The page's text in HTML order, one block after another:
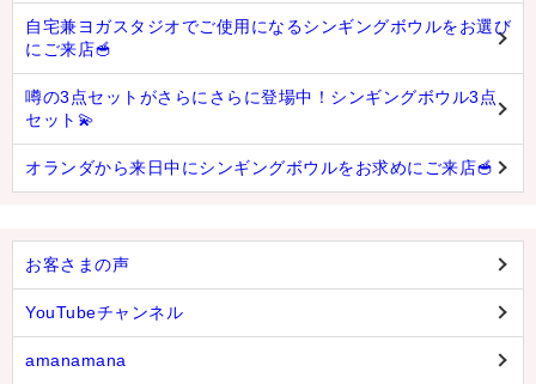
自宅兼ヨガスタジオでご使用になるシンギングボウルをお選び
にご来店🥣
噂の3点セットがさらにさらに登場中！シンギングボウル3点
セット💫
オランダから来日中にシンギングボウルをお求めにご来店🥣
お客さまの声
YouTubeチャンネル
amanamana